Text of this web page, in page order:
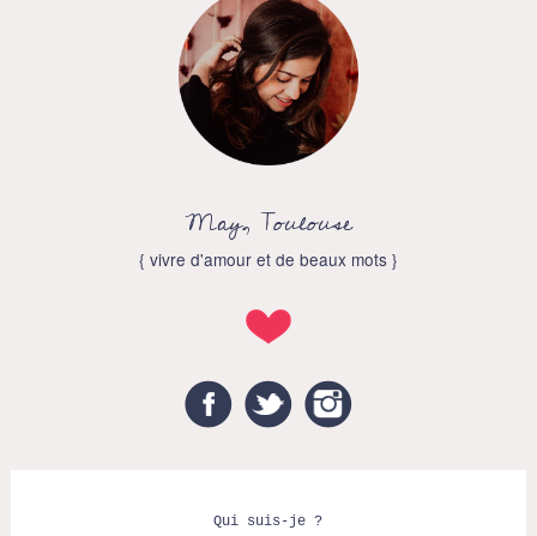
May, Toulouse
{ vivre d'amour et de beaux mots }
FacebookTwitter
Qui suis-je ?